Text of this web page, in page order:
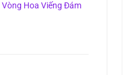
Vòng Hoa Viếng Đám